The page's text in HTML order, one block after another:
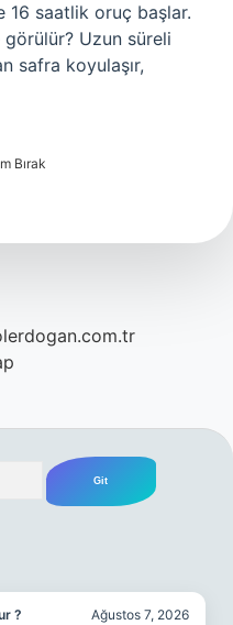
16 saatlik oruç başlar.
görülür? Uzun süreli
safra koyulaşır,
Bırak
? Ağustos 7, 2026